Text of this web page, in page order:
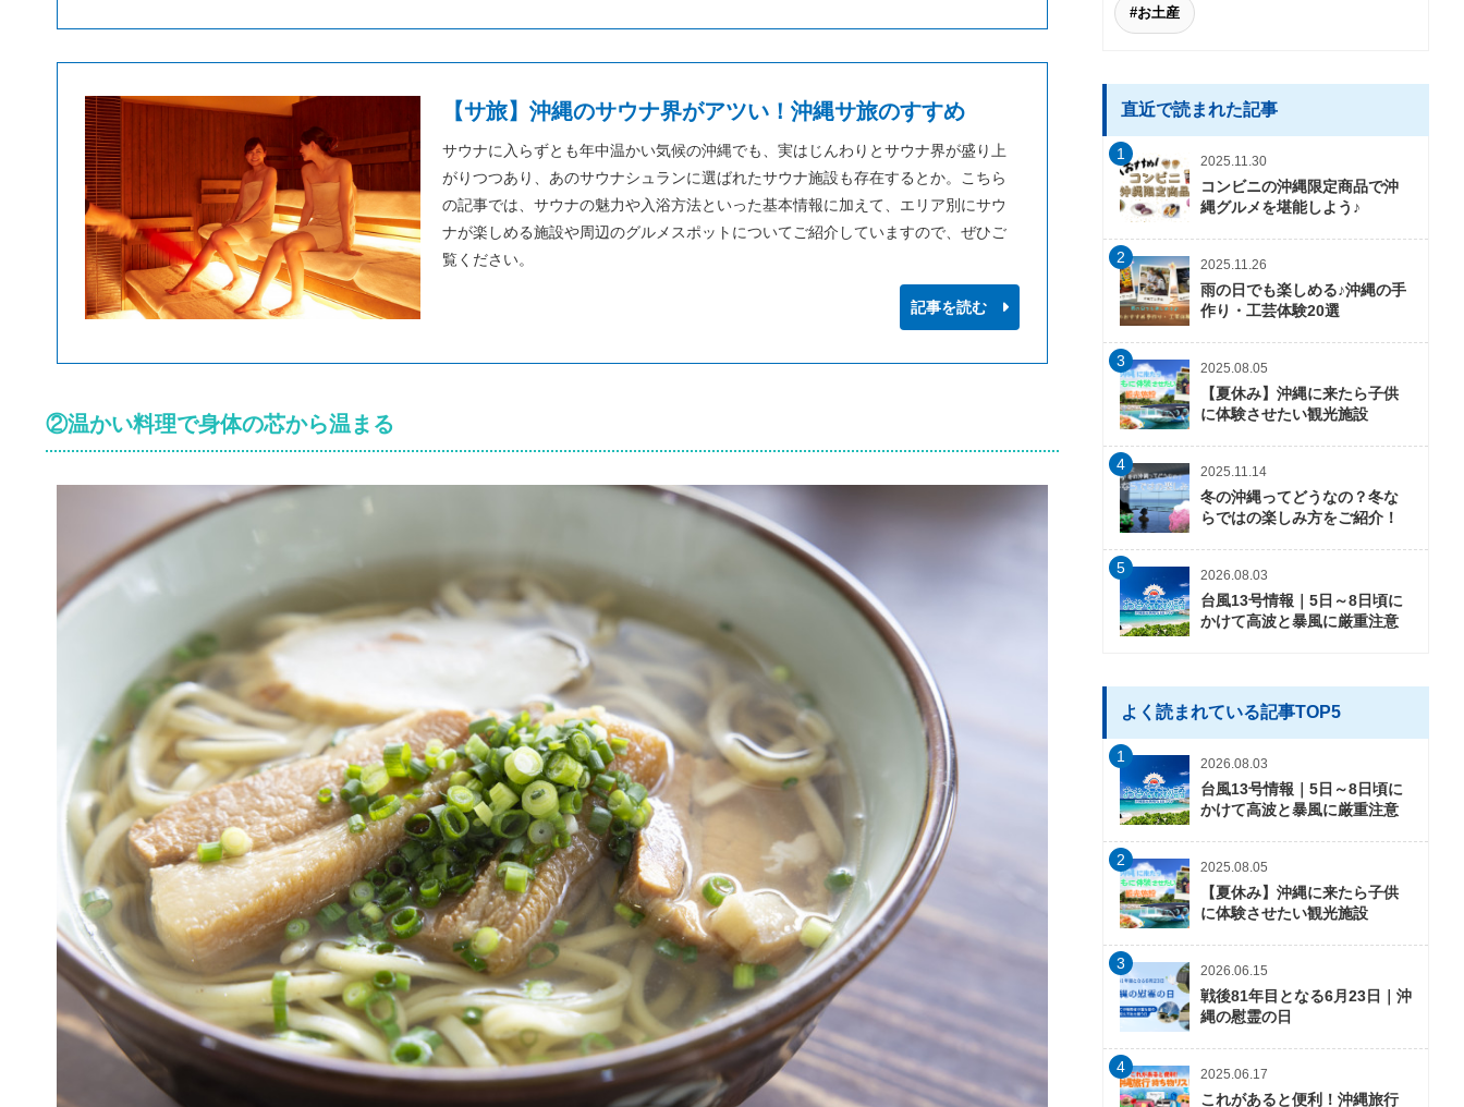
【サ旅】沖縄のサウナ界がアツい！沖縄サ旅のすすめ
サウナに入らずとも年中温かい気候の沖縄でも、実はじんわりとサウナ界が盛り上
がりつつあり、あのサウナシュランに選ばれたサウナ施設も存在するとか。こちら
の記事では、サウナの魅力や入浴方法といった基本情報に加えて、エリア別にサウ
ナが楽しめる施設や周辺のグルメスポットについてご紹介していますので、ぜひご
覧ください。
記事を読む
②温かい料理で身体の芯から温まる
#お土産
直近で読まれた記事
1 2025.11.30
コンビニの沖縄限定商品で沖
縄グルメを堪能しよう♪
2 2025.11.26
雨の日でも楽しめる♪沖縄の手
作り・工芸体験20選
3 2025.08.05
【夏休み】沖縄に来たら子供
に体験させたい観光施設
4 2025.11.14
冬の沖縄ってどうなの？冬な
らではの楽しみ方をご紹介！
5 2026.08.03
台風13号情報｜5日～8日頃に
かけて高波と暴風に厳重注意
よく読まれている記事TOP5
1 2026.08.03
台風13号情報｜5日～8日頃に
かけて高波と暴風に厳重注意
2 2025.08.05
【夏休み】沖縄に来たら子供
に体験させたい観光施設
3 2026.06.15
戦後81年目となる6月23日｜沖
縄の慰霊の日
4 2025.06.17
これがあると便利！沖縄旅行